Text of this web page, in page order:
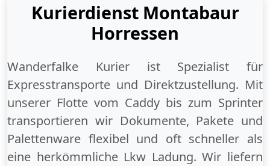
Kurierdienst Montabaur
Horressen
Wanderfalke Kurier ist Spezialist für
Expresstransporte und Direktzustellung. Mit
unserer Flotte vom Caddy bis zum Sprinter
transportieren wir Dokumente, Pakete und
Palettenware flexibel und oft schneller als
eine herkömmliche Lkw Ladung. Wir liefern